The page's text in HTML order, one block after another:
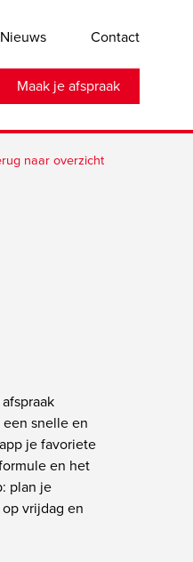
Nieuws Contact
Maak je afspraak
naar overzicht
snelle en
je favoriete
en het
plan je
vrijdag en